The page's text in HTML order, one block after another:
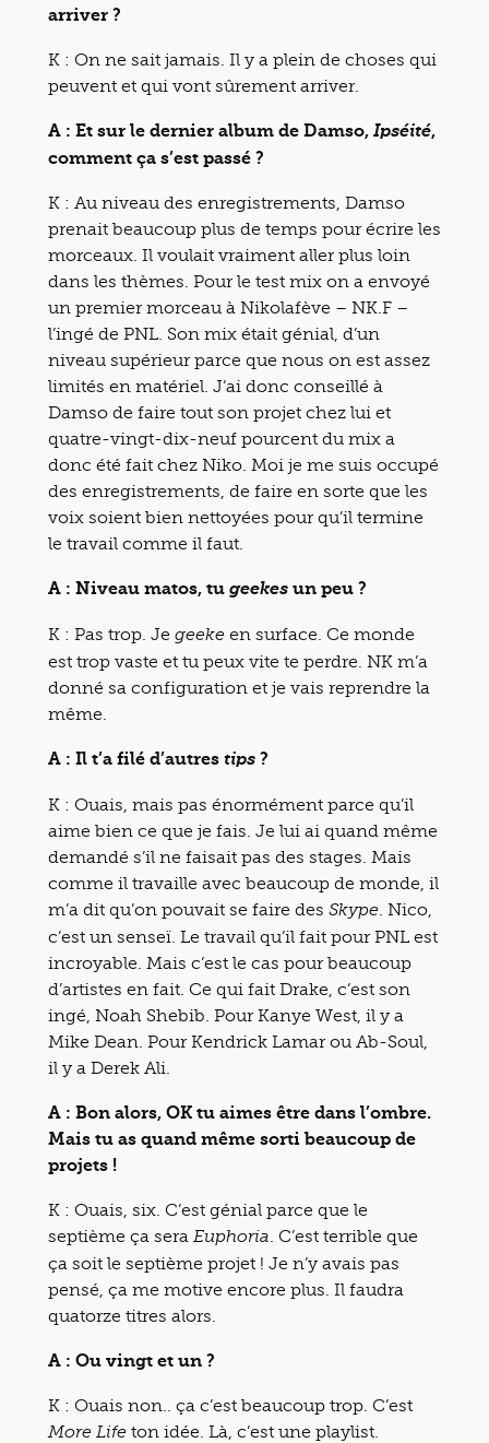
arriver ?
K : On ne sait jamais. Il y a plein de choses qui
peuvent et qui vont sûrement arriver.
A : Et sur le dernier album de Damso, Ipséité,
comment ça s’est passé ?
K : Au niveau des enregistrements, Damso
prenait beaucoup plus de temps pour écrire les
morceaux. Il voulait vraiment aller plus loin
dans les thèmes. Pour le test mix on a envoyé
un premier morceau à Nikolafève – NK.F –
l’ingé de PNL. Son mix était génial, d’un
niveau supérieur parce que nous on est assez
limités en matériel. J’ai donc conseillé à
Damso de faire tout son projet chez lui et
quatre-vingt-dix-neuf pourcent du mix a
donc été fait chez Niko. Moi je me suis occupé
des enregistrements, de faire en sorte que les
voix soient bien nettoyées pour qu’il termine
le travail comme il faut.
A : Niveau matos, tu geekes un peu ?
K : Pas trop. Je geeke en surface. Ce monde
est trop vaste et tu peux vite te perdre. NK m’a
donné sa configuration et je vais reprendre la
même.
A : Il t’a filé d’autres tips ?
K : Ouais, mais pas énormément parce qu’il
aime bien ce que je fais. Je lui ai quand même
demandé s’il ne faisait pas des stages. Mais
comme il travaille avec beaucoup de monde, il
m’a dit qu’on pouvait se faire des Skype . Nico,
c’est un senseï. Le travail qu’il fait pour PNL est
incroyable. Mais c’est le cas pour beaucoup
d’artistes en fait. Ce qui fait Drake, c’est son
ingé, Noah Shebib. Pour Kanye West, il y a
Mike Dean. Pour Kendrick Lamar ou Ab-Soul,
il y a Derek Ali.
A : Bon alors, OK tu aimes être dans l’ombre.
Mais tu as quand même sorti beaucoup de
projets !
K : Ouais, six. C’est génial parce que le
septième ça sera Euphoria . C’est terrible que
ça soit le septième projet ! Je n’y avais pas
pensé, ça me motive encore plus. Il faudra
quatorze titres alors.
A : Ou vingt et un ?
K : Ouais non.. ça c’est beaucoup trop. C’est
More Life ton idée. Là, c’est une playlist.